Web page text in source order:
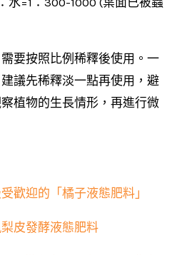
要按照比例稀釋後使用。一
議先稀釋淡一點再使用，避
植物的生長情形，再進行微
歡迎的「橘子液態肥料」
皮發酵液態肥料